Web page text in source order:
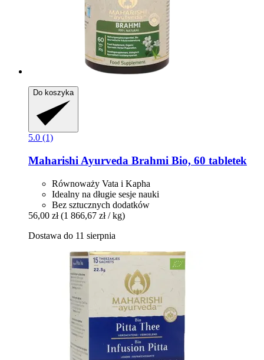
Do koszyka
5.0 (1)
Maharishi Ayurveda Brahmi Bio, 60 tabletek
Równoważy Vata i Kapha
Idealny na długie sesje nauki
Bez sztucznych dodatków
56,00 zł (1 866,67 zł / kg)
Dostawa do 11 sierpnia